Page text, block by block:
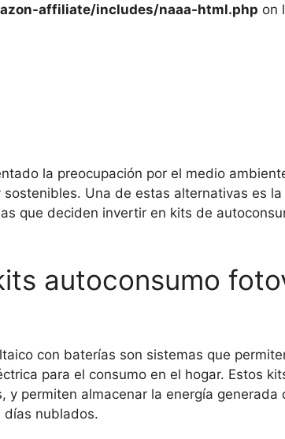
affiliate/includes/naaa-html.php on
la preocupación por el medio
Una de estas alternativas es la
que deciden invertir en kits de
autoconsumo
con baterías son sistemas que
para el consumo en el hogar. Estos
y permiten almacenar la energía generada
días nublados.